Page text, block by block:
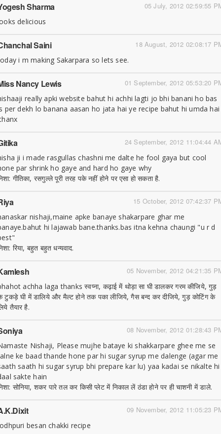
05 July, 2012 02:59:55
Sharma
delicious
18 August, 2012 02:08:17
Saini
i m making Sakarpara so lets see.
01 September, 2012 05:53:20
Nancy Lewis
really apki website bahut hi achhi lagti jo bhi banani ho bas
per dekh lo banana aasan ho jata hai ye recipe bahut hi umda hai
24 September, 2012 11:04:44
ji i made rasgullas chashni me dalte he fool gaya but cool
par shrink ho gaye and hard ho gaye why
गीतिका, रसगुल्ले पूरी तरह पके नहीं होने पर एसा हो सकता है.
15 October, 2012 07:42:37
nishaji,maine apke banaye shakarpare ghar me
hi lajawab bane.thanks.bas itna kehna chaungi "u r d
रिया, बहुत बहुत धन्यवाद.
05 November, 2012 04:21:35
achha laga thanks स्वप्ना, कढ़ाई में थोड़ा सा घी डालकर गरम कीजिये, गुड़
टुकड़े घी में डालिये और मैल्ट होने तक पका लीजिये, गैस बन्द कर दीजिये, गुड़ कोटिंग के
तैयार है.
08 November, 2012 01:28:43
Nishaji, Please mujhe bataye ki shakkarpare ghee me se
ke baad thande hone par hi sugar syrup me dalenge (agar me
saath hi sugar syrup bhi prepare kar lu) yaa kadai se nikalte hi
sakte hain
सोनिया, शकर पारे तल कर किसी प्लेट में निकाल लें ठंडा होने पर ही चाशनी में डाले.
09 November, 2012 11:05:23
besan chakki recipe